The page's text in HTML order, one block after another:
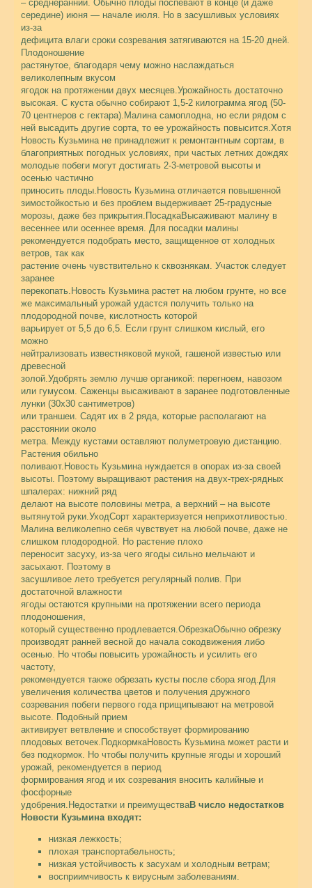
– среднеранний. Обычно плоды поспевают в конце (и даже
середине) июня — начале июля. Но в засушливых условиях
из-за
дефицита влаги сроки созревания затягиваются на 15-20 дней.
Плодоношение
растянутое, благодаря чему можно наслаждаться
великолепным вкусом
ягодок на протяжении двух месяцев.Урожайность достаточно
высокая. С куста обычно собирают 1,5-2 килограмма ягод (50-
70 центнеров с гектара).Малина самоплодна, но если рядом с
ней высадить другие сорта, то ее урожайность повысится.Хотя
Новость Кузьмина не принадлежит к ремонтантным сортам, в
благоприятных погодных условиях, при частых летних дождях
молодые побеги могут достигать 2-3-метровой высоты и
осенью частично
приносить плоды.Новость Кузьмина отличается повышенной
зимостойкостью и без проблем выдерживает 25-градусные
морозы, даже без прикрытия.ПосадкаВысаживают малину в
весеннее или осеннее время. Для посадки малины
рекомендуется подобрать место, защищенное от холодных
ветров, так как
растение очень чувствительно к сквознякам. Участок следует
заранее
перекопать.Новость Кузьмина растет на любом грунте, но все
же максимальный урожай удастся получить только на
плодородной почве, кислотность которой
варьирует от 5,5 до 6,5. Если грунт слишком кислый, его
можно
нейтрализовать известняковой мукой, гашеной известью или
древесной
золой.Удобрять землю лучше органикой: перегноем, навозом
или гумусом. Саженцы высаживают в заранее подготовленные
лунки (30х30 сантиметров)
или траншеи. Садят их в 2 ряда, которые располагают на
расстоянии около
метра. Между кустами оставляют полуметровую дистанцию.
Растения обильно
поливают.Новость Кузьмина нуждается в опорах из-за своей
высоты. Поэтому выращивают растения на двух-трех-рядных
шпалерах: нижний ряд
делают на высоте половины метра, а верхний – на высоте
вытянутой руки.УходСорт характеризуется неприхотливостью.
Малина великолепно себя чувствует на любой почве, даже не
слишком плодородной. Но растение плохо
переносит засуху, из-за чего ягоды сильно мельчают и
засыхают. Поэтому в
засушливое лето требуется регулярный полив. При
достаточной влажности
ягоды остаются крупными на протяжении всего периода
плодоношения,
который существенно продлевается.ОбрезкаОбычно обрезку
производят ранней весной до начала сокодвижения либо
осенью. Но чтобы повысить урожайность и усилить его
частоту,
рекомендуется также обрезать кусты после сбора ягод.Для
увеличения количества цветов и получения дружного
созревания побеги первого года прищипывают на метровой
высоте. Подобный прием
активирует ветвление и способствует формированию
плодовых веточек.ПодкормкаНовость Кузьмина может расти и
без подкормок. Но чтобы получить крупные ягоды и хороший
урожай, рекомендуется в период
формирования ягод и их созревания вносить калийные и
фосфорные
удобрения.Недостатки и преимуществаВ число недостатков
Новости Кузьмина входят:
низкая лежкость;
плохая транспортабельность;
низкая устойчивость к засухам и холодным ветрам;
восприимчивость к вирусным заболеваниям.